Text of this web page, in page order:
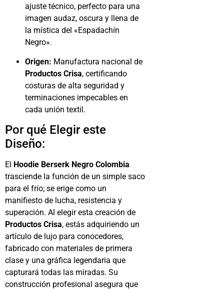
ajuste técnico, perfecto para una
imagen audaz, oscura y llena de
la mística del «Espadachín
Negro».
Origen: Manufactura nacional de
Productos Crisa, certificando
costuras de alta seguridad y
terminaciones impecables en
cada unión textil.
Por qué Elegir este
Diseño:
El Hoodie Berserk Negro Colombia
trasciende la función de un simple saco
para el frío; se erige como un
manifiesto de lucha, resistencia y
superación. Al elegir esta creación de
Productos Crisa, estás adquiriendo un
artículo de lujo para conocedores,
fabricado con materiales de primera
clase y una gráfica legendaria que
capturará todas las miradas. Su
construcción profesional asegura que